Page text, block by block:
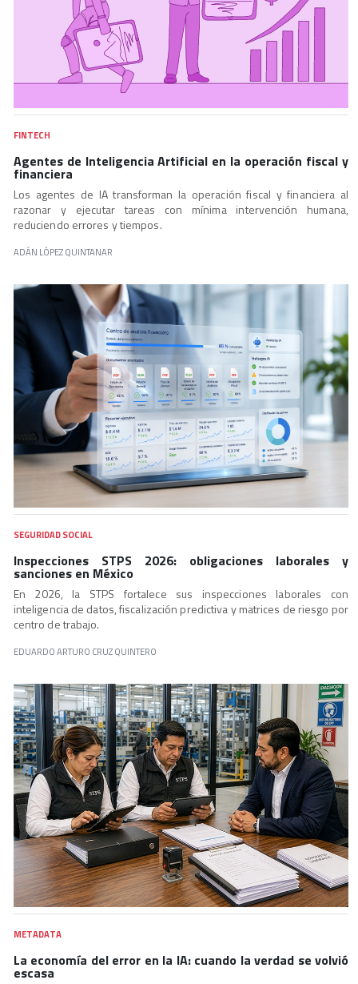
FINTECH
Agentes de Inteligencia Artificial en la operación fiscal y
financiera
Los agentes de IA transforman la operación fiscal y financiera al
razonar y ejecutar tareas con mínima intervención humana,
reduciendo errores y tiempos.
ADÁN LÓPEZ QUINTANAR
SEGURIDAD SOCIAL
Inspecciones STPS 2026: obligaciones laborales y
sanciones en México
En 2026, la STPS fortalece sus inspecciones laborales con
inteligencia de datos, fiscalización predictiva y matrices de riesgo por
centro de trabajo.
EDUARDO ARTURO CRUZ QUINTERO
METADATA
La economía del error en la IA: cuando la verdad se volvió
escasa